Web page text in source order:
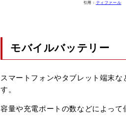
引用： ティファール
モバイルバッテリー
スマートフォンやタブレット端末
す。
容量や充電ポートの数などによって